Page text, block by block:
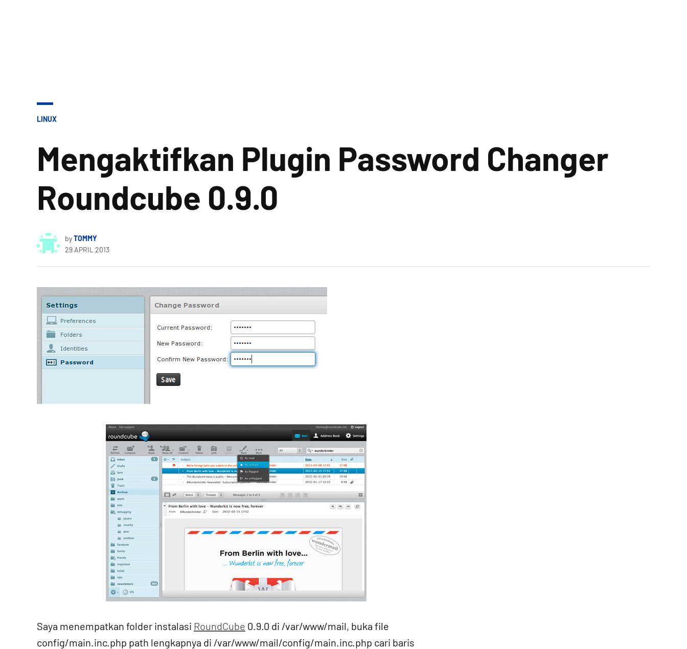
POSTED
LINUX
Mengaktifkan Plugin Password Changer
Roundcube 0.9.0
byTOMMY
29 APRIL 2013
Saya menempatkan folder instalasi RoundCube 0.9.0 di /var/www/mail, buka file
config/main.inc.php path lengkapnya di /var/www/mail/config/main.inc.php cari baris